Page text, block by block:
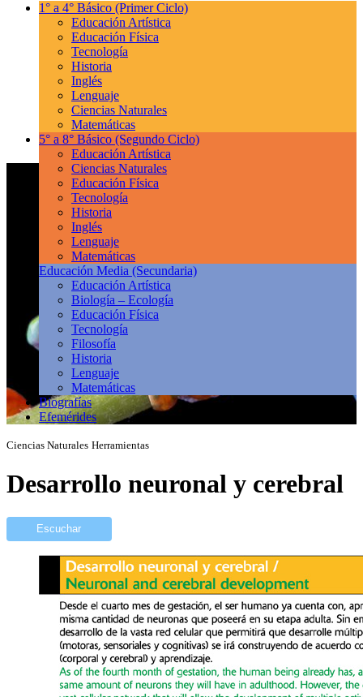
1° a 4° Básico (Primer Ciclo)
Educación Artística
Educación Física
Tecnología
Historia
Inglés
Lenguaje
Ciencias Naturales
Matemáticas
5° a 8° Básico (Segundo Ciclo)
Educación Artística
Ciencias Naturales
Educación Física
Tecnología
Historia
Inglés
Lenguaje
Matemáticas
Educación Media (Secundaria)
Educación Artística
Biología – Ecología
Educación Física
Tecnología
Filosofía
Historia
Lenguaje
Matemáticas
Biografías
Efemérides
Ciencias Naturales Herramientas
Desarrollo neuronal y cerebral
Escuchar